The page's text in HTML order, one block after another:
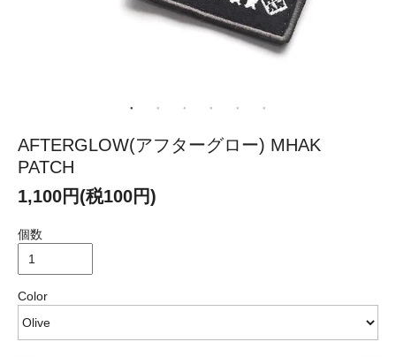
AFTERGLOW(アフターグロー) MHAK
PATCH
1,100円(税100円)
個数
Color